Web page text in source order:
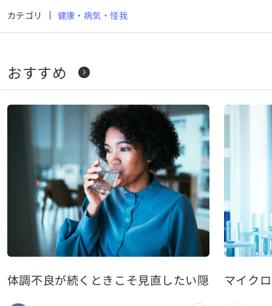
カテゴリ 健康・病気・怪我
おすすめ
体調不良が続くときこそ見直したい隠れ脱水と
マイク